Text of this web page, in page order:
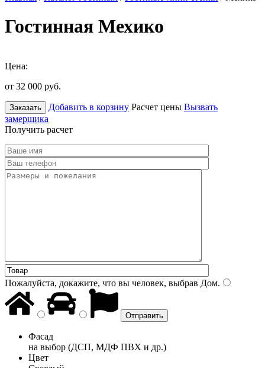
Гостинная Мехико
Цена:
от 32 000 руб.
Заказать Добавить в корзину Расчет цены Вызвать
замерщика
Получить расчет
Пожалуйста, докажите, что вы человек, выбрав Дом.
Фасад
на выбор (ДСП, МДФ ПВХ и др.)
Цвет